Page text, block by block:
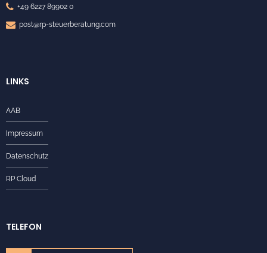
+49 6227 89902 0
post@rp-steuerberatung.com
LINKS
AAB
Impressum
Datenschutz
RP Cloud
TELEFON